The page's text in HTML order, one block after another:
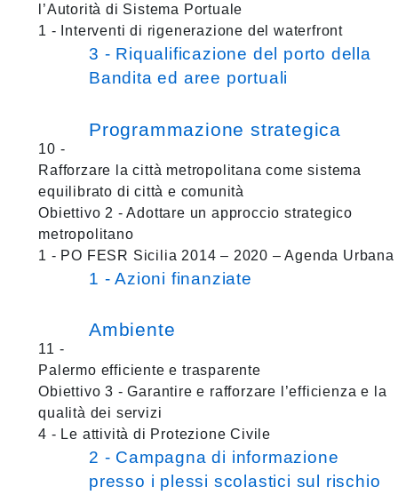
l’Autorità di Sistema Portuale
1 - Interventi di rigenerazione del waterfront
3 - Riqualificazione del porto della
Bandita ed aree portuali
Programmazione strategica
10 -
Rafforzare la città metropolitana come sistema
equilibrato di città e comunità
Obiettivo 2 - Adottare un approccio strategico
metropolitano
1 - PO FESR Sicilia 2014 – 2020 – Agenda Urbana
1 - Azioni finanziate
Ambiente
11 -
Palermo efficiente e trasparente
Obiettivo 3 - Garantire e rafforzare l’efficienza e la
qualità dei servizi
4 - Le attività di Protezione Civile
2 - Campagna di informazione
presso i plessi scolastici sul rischio